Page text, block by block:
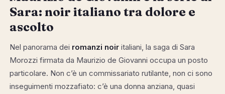
Sara: noir italiano tra dolore e
ascolto
Nel panorama dei romanzi noiritaliani, la saga di Sara
Morozzi firmata da Maurizio de Giovanni occupa un posto
particolare. Non c’è un commissariato rutilante, non ci sono
inseguimenti mozzafiato: c’è una donna anziana, quasi